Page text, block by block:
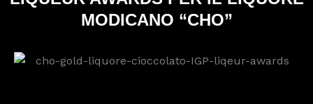
MODICANO “CHO”